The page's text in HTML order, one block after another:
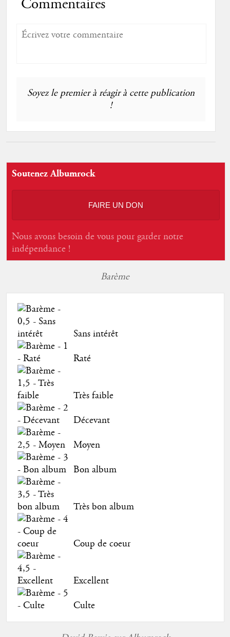
Commentaires
Soyez le premier à réagir à cette publication
!
Soutenez Albumrock
FAIRE UN DON
Nous avons besoin de vous pour garder notre
indépendance !
Barème
Sans intérêt
Raté
Très faible
Décevant
Moyen
Bon album
Très bon album
Coup de coeur
Excellent
Culte